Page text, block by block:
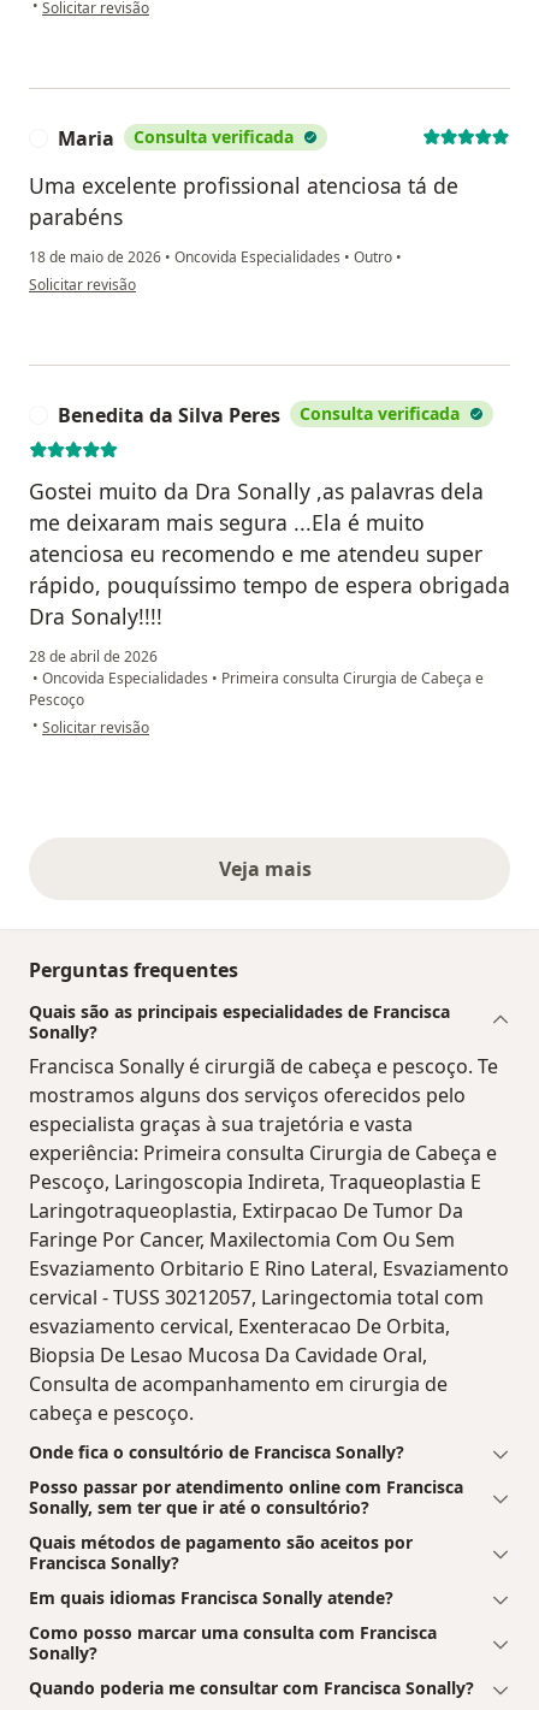
• Solicitar revisão
Maria Consulta verificada
Uma excelente profissional atenciosa tá de
parabéns
18 de maio de 2026 • Oncovida Especialidades • Outro •
na opinião do utilizador Maria
Solicitar revisão
Benedita da Silva Peres Consulta verificada
Gostei muito da Dra Sonally ,as palavras dela
me deixaram mais segura ...Ela é muito
atenciosa eu recomendo e me atendeu super
rápido, pouquíssimo tempo de espera obrigada
Dra Sonaly!!!!
28 de abril de 2026
• Oncovida Especialidades • Primeira consulta Cirurgia de Cabeça e
Pescoço
• na opinião do utilizador Benedita da Silva Peres
Solicitar revisão
Veja maisopiniões acima
Perguntas frequentes
Quais são as principais especialidades de Francisca
Sonally?
Francisca Sonally é cirurgiã de cabeça e pescoço. Te
mostramos alguns dos serviços oferecidos pelo
especialista graças à sua trajetória e vasta
experiência: Primeira consulta Cirurgia de Cabeça e
Pescoço, Laringoscopia Indireta, Traqueoplastia E
Laringotraqueoplastia, Extirpacao De Tumor Da
Faringe Por Cancer, Maxilectomia Com Ou Sem
Esvaziamento Orbitario E Rino Lateral, Esvaziamento
cervical - TUSS 30212057, Laringectomia total com
esvaziamento cervical, Exenteracao De Orbita,
Biopsia De Lesao Mucosa Da Cavidade Oral,
Consulta de acompanhamento em cirurgia de
cabeça e pescoço.
Onde fica o consultório de Francisca Sonally?
Posso passar por atendimento online com Francisca
Sonally, sem ter que ir até o consultório?
Quais métodos de pagamento são aceitos por
Francisca Sonally?
Em quais idiomas Francisca Sonally atende?
Como posso marcar uma consulta com Francisca
Sonally?
Quando poderia me consultar com Francisca Sonally?